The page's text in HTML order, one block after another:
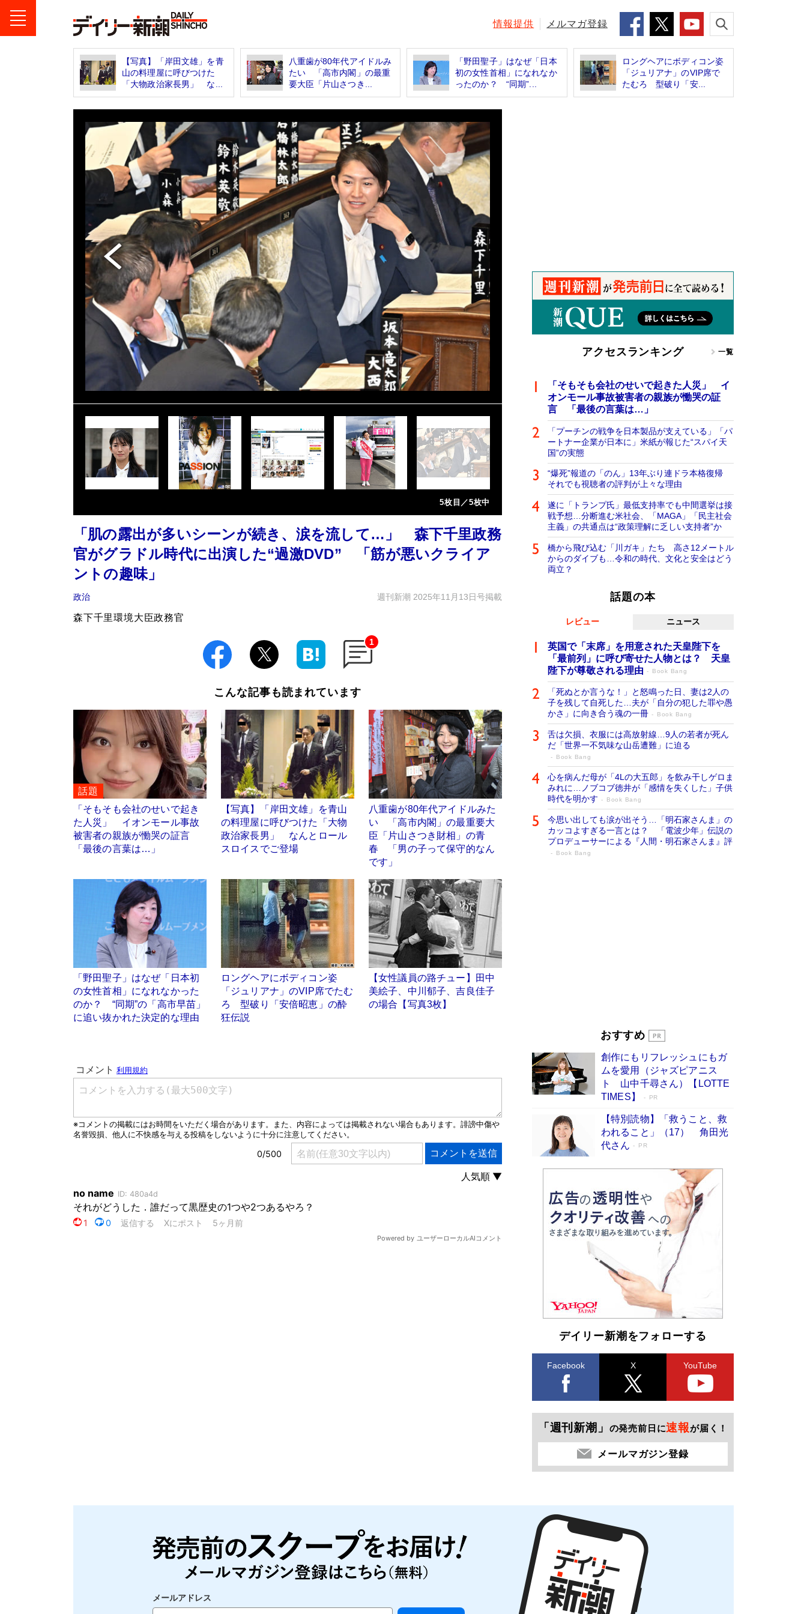
情報提供 メルマガ登録
【写真】「岸田文雄」を青
山の料理屋に呼びつけた
「大物政治家長男」 な...
八重歯が80年代アイドルみ
たい 「高市内閣」の最重
要大臣「片山さつき...
「野田聖子」はなぜ「日本
初の女性首相」になれなか
ったのか？ “同期”...
ロングヘアにボディコン姿
「ジュリアナ」のVIP席で
たむろ 型破り「安...
5枚目／5枚中
「肌の露出が多いシーンが続き、涙を流して…」 森下千里政務
官がグラドル時代に出演した“過激DVD” 「筋が悪いクライア
ントの趣味」
政治 週刊新潮 2025年11月13日号掲載
森下千里環境大臣政務官
1
こんな記事も読まれています
話題
「そもそも会社のせいで起き
た人災」 イオンモール事故
被害者の親族が慟哭の証言
「最後の言葉は…」
【写真】「岸田文雄」を青山
の料理屋に呼びつけた「大物
政治家長男」 なんとロール
スロイスでご登場
八重歯が80年代アイドルみた
い 「高市内閣」の最重要大
臣「片山さつき財相」の青
春 「男の子って保守的なん
です」
「野田聖子」はなぜ「日本初
の女性首相」になれなかった
のか？ “同期”の「高市早苗」
に追い抜かれた決定的な理由
ロングヘアにボディコン姿
「ジュリアナ」のVIP席でたむ
ろ 型破り「安倍昭恵」の酔
狂伝説
【女性議員の路チュー】田中
美絵子、中川郁子、吉良佳子
の場合【写真3枚】
アクセスランキング 一覧
「そもそも会社のせいで起きた人災」 イ
オンモール事故被害者の親族が慟哭の証
言 「最後の言葉は…」
「プーチンの戦争を日本製品が支えている」「パ
ートナー企業が日本に」米紙が報じた“スパイ天
国”の実態
“爆死”報道の「のん」13年ぶり連ドラ本格復帰
それでも視聴者の評判が上々な理由
遂に「トランプ氏」最低支持率でも中間選挙は接
戦予想…分断進む米社会、「MAGA」「民主社会
主義」の共通点は“政策理解に乏しい支持者”か
橋から飛び込む「川ガキ」たち 高さ12メートル
からのダイブも…令和の時代、文化と安全はどう
両立？
話題の本
レビュー ニュース
英国で「末席」を用意された天皇陛下を
「最前列」に呼び寄せた人物とは？ 天皇
陛下が尊敬される理由
Book Bang
「死ぬとか言うな！」と怒鳴った日、妻は2人の
子を残して自死した…夫が「自分の犯した罪や愚
かさ」に向き合う魂の一冊
Book Bang
舌は欠損、衣服には高放射線…9人の若者が死ん
だ「世界一不気味な山岳遭難」に迫る
Book Bang
心を病んだ母が「4Lの大五郎」を飲み干しゲロま
みれに…ノブコブ徳井が「感情を失くした」子供
時代を明かす
Book Bang
今思い出しても涙が出そう…「明石家さんま」の
カッコよすぎる一言とは？ 「電波少年」伝説の
プロデューサーによる『人間・明石家さんま』評
Book Bang
開発への関心を押し上げた18年の物語に幕 特装
Book Bang
「不意に涙が出そうに…」高嶋政伸が明かし
た“13歳の娘を暴行する役”への葛藤 インティマ
シーコーディネーターに支えられたNHK『大奥』
おすすめ
創作にもリフレッシュにもガ
ムを愛用（ジャズピアニス
ト 山中千尋さん）【LOTTE
TIMES】
PR
【特別読物】「救うこと、救
われること」（17） 角田光
代さん
PR
デイリー新潮をフォローする
Facebook X YouTube
「週刊新潮」 の発売前日に速報が届く！
メールマガジン登録
メールアドレス